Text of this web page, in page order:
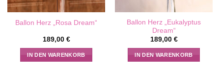
Ballon Herz „Rosa Dream“
189,00 €
IN DEN WARENKORB
Ballon Herz „Eukalyptus
Dream“
189,00 €
IN DEN WARENKORB